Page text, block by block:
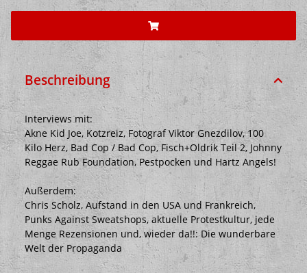
Beschreibung
Interviews mit:
Akne Kid Joe, Kotzreiz, Fotograf Viktor Gnezdilov, 100
Kilo Herz, Bad Cop / Bad Cop, Fisch+Oldrik Teil 2, Johnny
Reggae Rub Foundation, Pestpocken und Hartz Angels!
Außerdem:
Chris Scholz, Aufstand in den USA und Frankreich,
Punks Against Sweatshops, aktuelle Protestkultur, jede
Menge Rezensionen und, wieder da!!: Die wunderbare
Welt der Propaganda